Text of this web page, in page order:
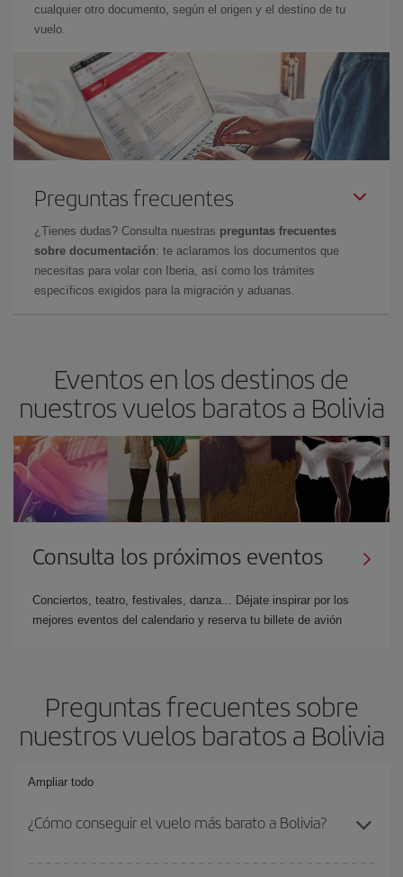
cualquier otro documento, según el origen y el destino de tu
vuelo.
Preguntas frecuentes
¿Tienes dudas? Consulta nuestras preguntas frecuentes
sobre documentación: te aclaramos los documentos que
necesitas para volar con Iberia, así como los trámites
específicos exigidos para la migración y aduanas.
Eventos en los destinos de
nuestros vuelos baratos a Bolivia
Consulta los próximos eventos
Conciertos, teatro, festivales, danza... Déjate inspirar por los
mejores eventos del calendario y reserva tu billete de avión
Preguntas frecuentes sobre
nuestros vuelos baratos a Bolivia
Ampliar todo
¿Cómo conseguir el vuelo más barato a Bolivia?